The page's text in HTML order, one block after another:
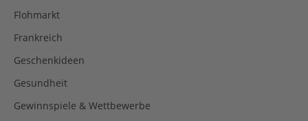
Flohmarkt
Frankreich
Geschenkideen
Gesundheit
Gewinnspiele & Wettbewerbe